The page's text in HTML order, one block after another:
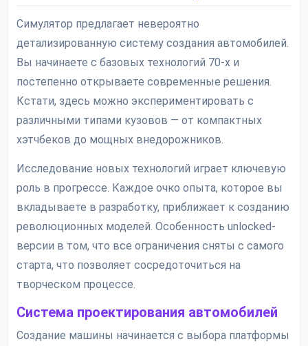
Симулятор предлагает невероятно
детализированную систему создания автомобилей.
Вы начинаете с базовых технологий 70-х и
постепенно открываете современные решения.
Кстати, здесь можно экспериментировать с
различными типами кузовов — от компактных
хэтчбеков до мощных внедорожников.
Исследование новых технологий играет ключевую
роль в прогрессе. Каждое очко опыта, которое вы
вкладываете в разработку, приближает к созданию
революционных моделей. Особенность unlocked-
версии в том, что все ограничения сняты с самого
старта, что позволяет сосредоточиться на
творческом процессе.
Система проектирования автомобилей
Создание машины начинается с выбора платформы